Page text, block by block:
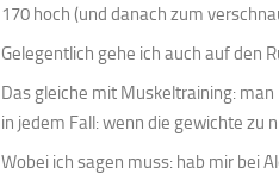
170 hoch (und danach zum
Gelegentlich gehe ich auch auf den
Das gleiche mit Muskeltraining:
in jedem Fall: wenn die gewichte zu
Wobei ich sagen muss: hab mir bei